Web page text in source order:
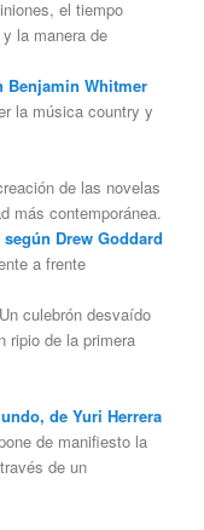
el tiempo
la manera de
Benjamin Whitmer
la música country y
de las novelas
más contemporánea.
Drew Goddard
a frente
Un culebrón desvaído
ripio de la primera
de Yuri Herrera
de manifiesto la
de un